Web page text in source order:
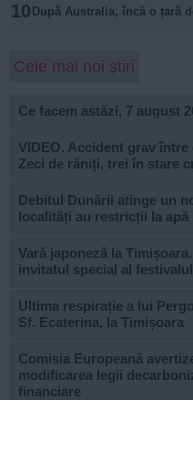
10 După Australia, încă o țară
Cele mai noi știri
Ce facem astăzi, 7 august
VIDEO. Accident grav
Zeci de răniți, trei în stare
Debitul Dunării atinge un
localități au restricții la apă
Vară japoneză la
invitatul special al
Ultima respirație a lui
Sf. Ecaterina, la Timișoara
Comisia Europeană
modificarea legii
financiare